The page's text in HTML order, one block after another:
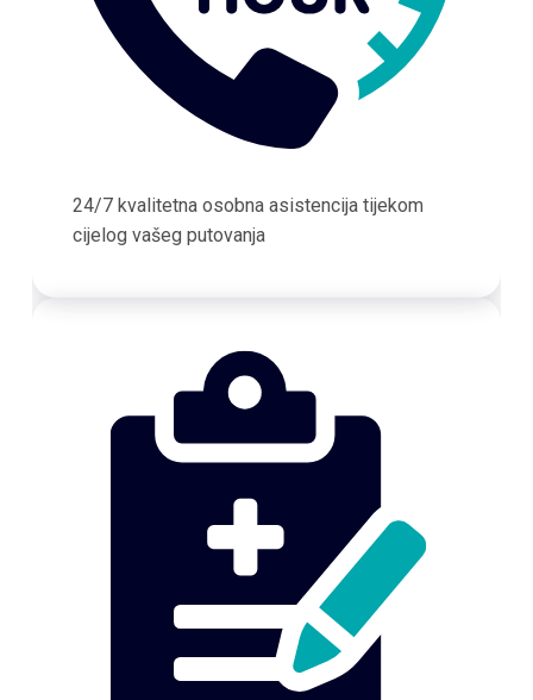
24/7 kvalitetna osobna asistencija tijekom
cijelog vašeg putovanja